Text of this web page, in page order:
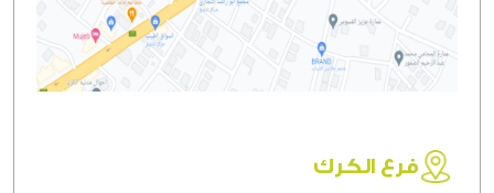
فرع الكرك